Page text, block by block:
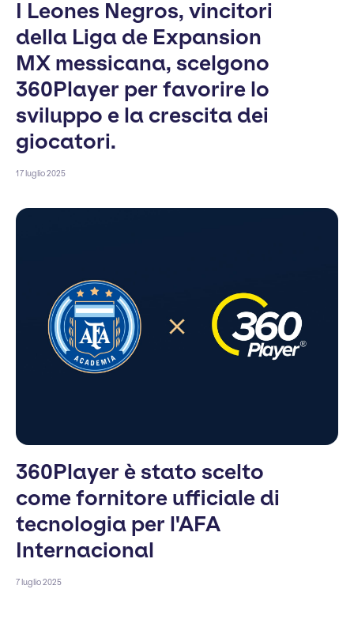
I Leones Negros, vincitori
della Liga de Expansion
MX messicana, scelgono
360Player per favorire lo
sviluppo e la crescita dei
giocatori.
17 luglio 2025
360Player è stato scelto
come fornitore ufficiale di
tecnologia per l'AFA
Internacional
7 luglio 2025